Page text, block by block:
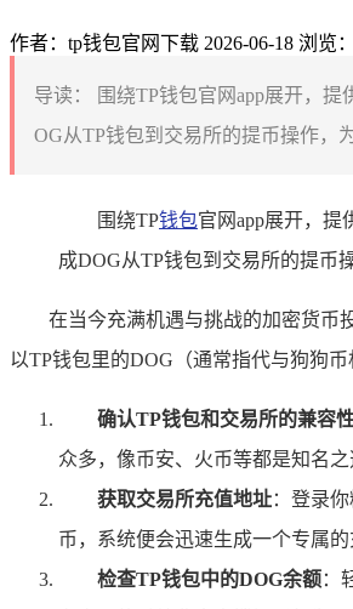
作者：tp钱包官网下载 2026-06-18 浏览
导读：
围绕TP钱包官网app展开，
OG从TP钱包到交易所的提币操作，
围绕TP钱包官网app展开，
成DOG从TP钱包到交易所的提币
在当今充满机遇与挑战的加密货币
以TP钱包里的DOG（通常指代与狗狗
确认TP钱包和交易所的兼容
众多，像币安、火币等都是知名
获取交易所充值地址：登录
币，系统便会迅速生成一个专属
检查TP钱包中的DOG余额：